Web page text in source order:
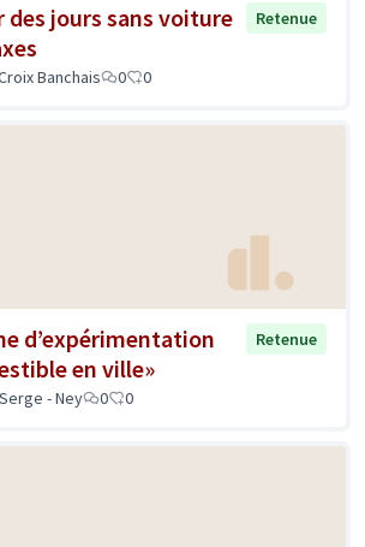
des jours sans voiture
Retenue
Banchais 0 0
d’expérimentation
en ville»
Retenue
- Ney 0 0